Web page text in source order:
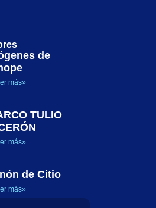
humanas: el
en la filosofía política de
de
más»
TULIO
más»
de Citio
más»